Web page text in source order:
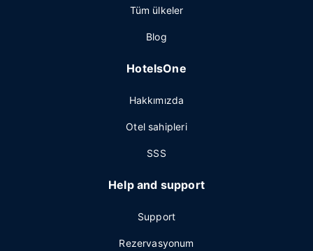
Tüm ülkeler
Blog
HotelsOne
Hakkımızda
Otel sahipleri
SSS
Help and support
Support
Rezervasyonum